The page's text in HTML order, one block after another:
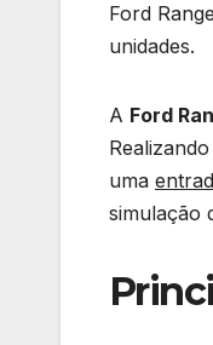
Ford
unidades.
A Ford
uma
simulação